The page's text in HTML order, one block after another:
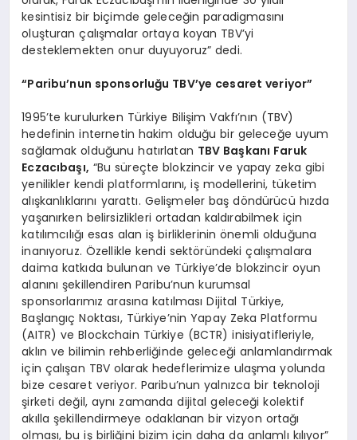
kesintisiz bir biçimde geleceğin paradigmasını
oluşturan çalışmalar ortaya koyan TBV’yi
desteklemekten onur duyuyoruz” dedi.
“Paribu’nun sponsorluğu TBV’ye cesaret veriyor”
1995’te kurulurken Türkiye Bilişim Vakfı’nın (TBV)
hedefinin internetin hakim olduğu bir geleceğe uyum
sağlamak olduğunu hatırlatan TBV Başkanı Faruk
Eczacıbaşı, “Bu süreçte blokzincir ve yapay zeka gibi
yenilikler kendi platformlarını, iş modellerini, tüketim
alışkanlıklarını yarattı. Gelişmeler baş döndürücü hızda
yaşanırken belirsizlikleri ortadan kaldırabilmek için
katılımcılığı esas alan iş birliklerinin önemli olduğuna
inanıyoruz. Özellikle kendi sektöründeki çalışmalara
daima katkıda bulunan ve Türkiye’de blokzincir oyun
alanını şekillendiren Paribu’nun kurumsal
sponsorlarımız arasına katılması Dijital Türkiye,
Başlangıç Noktası, Türkiye’nin Yapay Zeka Platformu
(AITR) ve Blockchain Türkiye (BCTR) inisiyatifleriyle,
aklın ve bilimin rehberliğinde geleceği anlamlandırmak
için çalışan TBV olarak hedeflerimize ulaşma yolunda
bize cesaret veriyor. Paribu’nun yalnızca bir teknoloji
şirketi değil, aynı zamanda dijital geleceği kolektif
akılla şekillendirmeye odaklanan bir vizyon ortağı
olması, bu iş birliğini bizim için daha da anlamlı kılıyor”